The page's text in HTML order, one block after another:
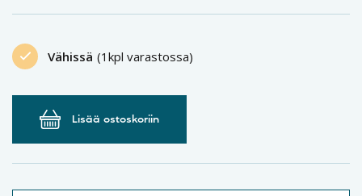
Vähissä (1kpl varastossa)
Lisää ostoskoriin